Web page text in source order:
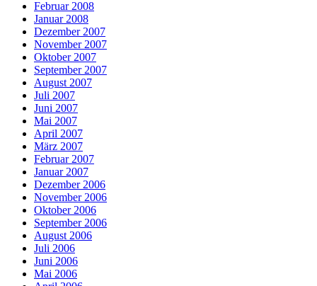
Februar 2008
Januar 2008
Dezember 2007
November 2007
Oktober 2007
September 2007
August 2007
Juli 2007
Juni 2007
Mai 2007
April 2007
März 2007
Februar 2007
Januar 2007
Dezember 2006
November 2006
Oktober 2006
September 2006
August 2006
Juli 2006
Juni 2006
Mai 2006